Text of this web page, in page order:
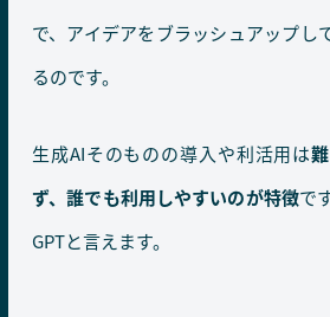
で、アイデアをブラッシュアップし
るのです。
生成AIそのものの導入や利活用は
ず、誰でも利用しやすいのが特徴で
GPTと言えます。